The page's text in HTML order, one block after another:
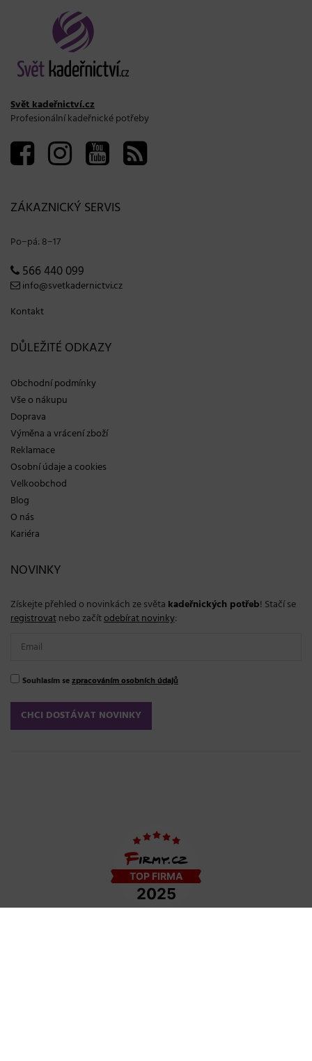
Svět kadeřnictví.cz
Profesionální kadeřnické potřeby
ZÁKAZNICKÝ SERVIS
Po−pá: 8−17
566 440 099
info@svetkadernictvi.cz
Kontakt
DŮLEŽITÉ ODKAZY
Obchodní podmínky
Vše o nákupu
Doprava
Výměna a vrácení zboží
Reklamace
Osobní údaje a cookies
Velkoobchod
Blog
O nás
Kariéra
NOVINKY
Získejte přehled o novinkách ze světa kadeřnických potřeb! Stačí se
registrovatnebo začítodebírat novinky:
Souhlasím sezpracováním osobních údajů